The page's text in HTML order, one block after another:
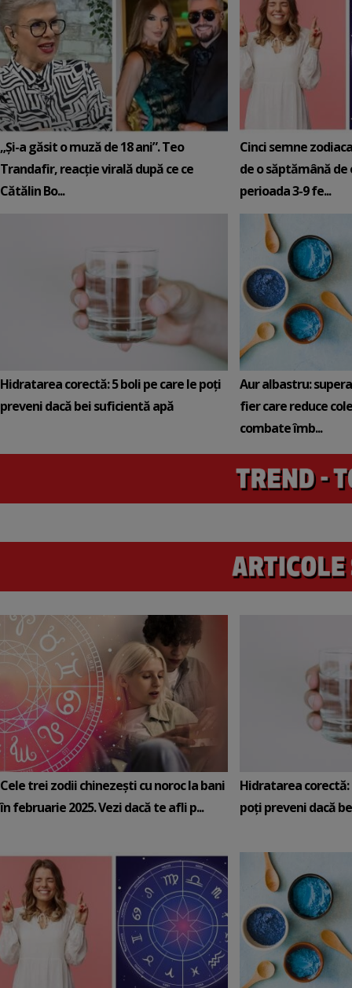
„Și-a găsit o muză de 18 ani”. Teo
Trandafir, reacție virală după ce ce
Cătălin Bo...
Cinci semne
de o săptămână de
perioada 3-9 fe...
Hidratarea corectă: 5 boli pe care le poți
preveni dacă bei suficientă apă
Aur albastru:
fier care reduce
combate îmb...
Cele trei zodii chinezești cu noroc la bani
în februarie 2025. Vezi dacă te afli p...
Hidratarea corectă:
poți preveni dacă